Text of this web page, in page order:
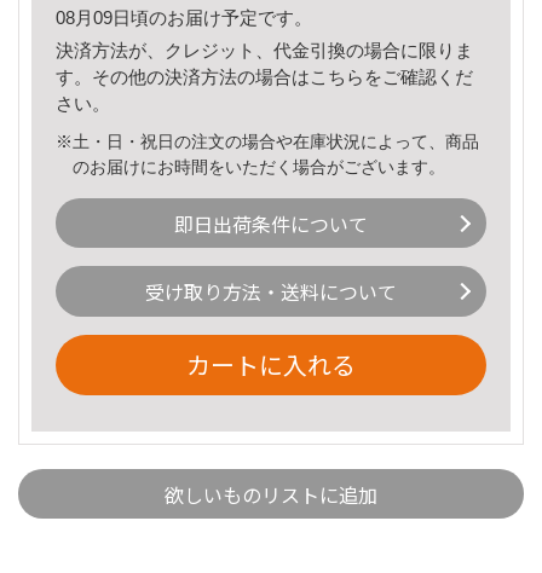
08月09日頃のお届け予定です。
決済方法が、クレジット、代金引換の場合に限りま
す。その他の決済方法の場合はこちら をご確認くだ
さい。
※土・日・祝日の注文の場合や在庫状況によって、商品
のお届けにお時間をいただく場合がございます。
即日出荷条件について
受け取り方法・送料について
カートに入れる
欲しいものリストに追加